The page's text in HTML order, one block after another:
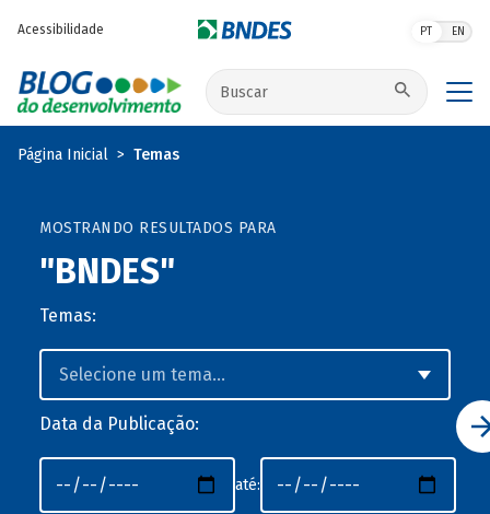
Acessibilidade PT EN
Buscar no site
Página Inicial Temas
MOSTRANDO RESULTADOS PARA
"BNDES"
Temas:
Data da Publicação:
até: